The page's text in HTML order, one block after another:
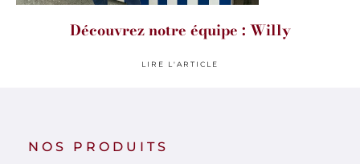
Découvrez notre équipe : Willy
LIRE L'ARTICLE
NOS PRODUITS